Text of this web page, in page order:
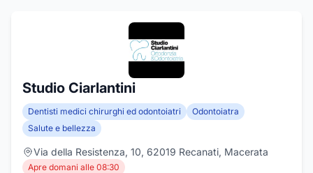
Studio Ciarlantini
Dentisti medici chirurghi ed odontoiatri
Odontoiatra
Salute e bellezza
Via della Resistenza, 10, 62019 Recanati, Macerata
Apre domani alle 08:30